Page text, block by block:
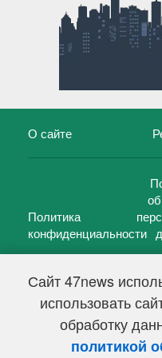
Сайт 47news
использовать
обработку
политикой
О сайте
Политика
конфиденциальности
47 новостей (47 news)
Свидетельство о
Федеральной службой по
информационных